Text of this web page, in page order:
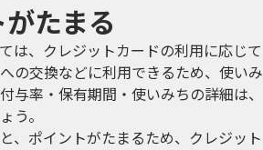
たまる
は、クレジットカードの利用に応じ
の交換などに利用できるため、使い
与率・保有期間・使いみちの詳細は
う。
、ポイントがたまるため、クレジッ